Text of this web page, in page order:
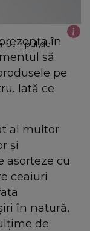
deîn
să
pe
Iată ce
al multor
și
asorteze cu
ceaiuri
în natură,
de